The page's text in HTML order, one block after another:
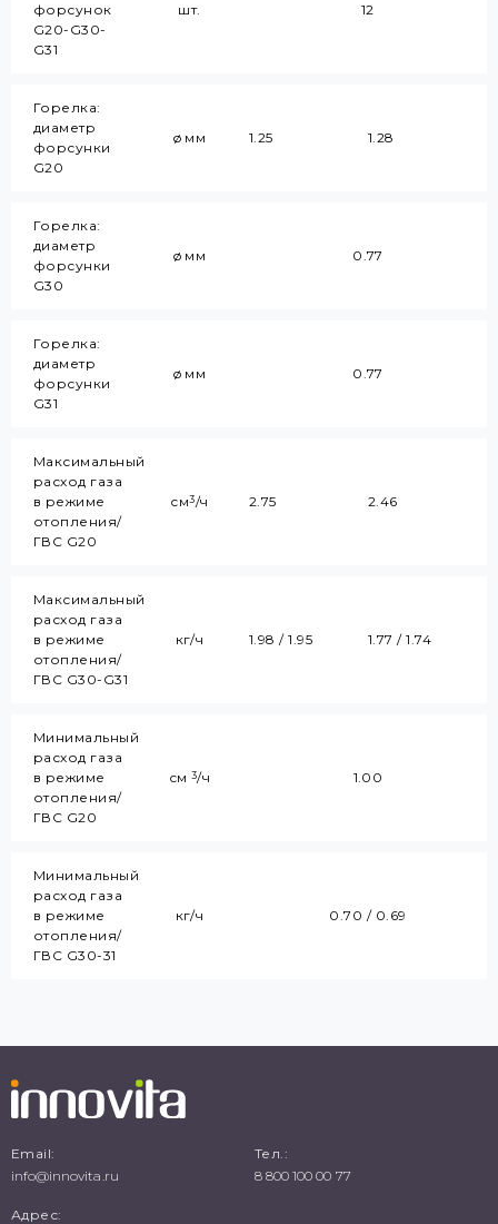
форсунок
G20-G30-
G31
шт. 12
Горелка:
диаметр
форсунки
G20
ø мм 1.25 1.28
Горелка:
диаметр
форсунки
G30
ø мм 0.77
Горелка:
диаметр
форсунки
G31
ø мм 0.77
Максимальный
расход газа
в режиме
отопления/
ГВС G20
см3/ч 2.75 2.46
Максимальный
расход газа
в режиме
отопления/
ГВС G30-G31
кг/ч 1.98 / 1.95 1.77 / 1.74
Минимальный
расход газа
в режиме
отопления/
ГВС G20
см 3/ч 1.00
Минимальный
расход газа
в режиме
отопления/
ГВС G30-31
кг/ч 0.70 / 0.69
Email:
info@innovita.ru
Тел.:
8 800 100 00 77
Адрес: